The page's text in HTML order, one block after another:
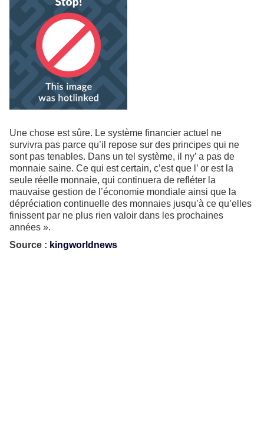
Une chose est sûre. Le système financier actuel ne
survivra pas parce qu’il repose sur des principes qui ne
sont pas tenables. Dans un tel système, il ny’ a pas de
monnaie saine. Ce qui est certain, c’est que l’ or est la
seule réelle monnaie, qui continuera de refléter la
mauvaise gestion de l’économie mondiale ainsi que la
dépréciation continuelle des monnaies jusqu’à ce qu’elles
finissent par ne plus rien valoir dans les prochaines
années ».
Source : kingworldnews